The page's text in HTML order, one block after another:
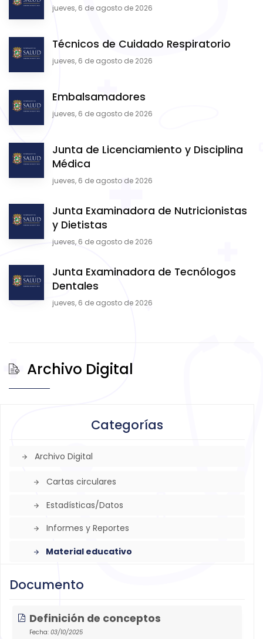
jueves, 6 de agosto de 2026
Técnicos de Cuidado Respiratorio
jueves, 6 de agosto de 2026
Embalsamadores
jueves, 6 de agosto de 2026
Junta de Licenciamiento y Disciplina
Médica
jueves, 6 de agosto de 2026
Junta Examinadora de Nutricionistas
y Dietistas
jueves, 6 de agosto de 2026
Junta Examinadora de Tecnólogos
Dentales
jueves, 6 de agosto de 2026
Archivo Digital
Categorías
arrow_forward Archivo Digital
arrow_forward Cartas circulares
arrow_forward Estadísticas/Datos
arrow_forward Informes y Reportes
arrow_forward Material educativo
Documento
Definición de conceptos
Fecha: 03/10/2025